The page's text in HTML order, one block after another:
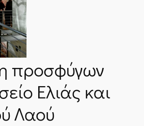
προσφύγων
Ελιάς και
Λαού